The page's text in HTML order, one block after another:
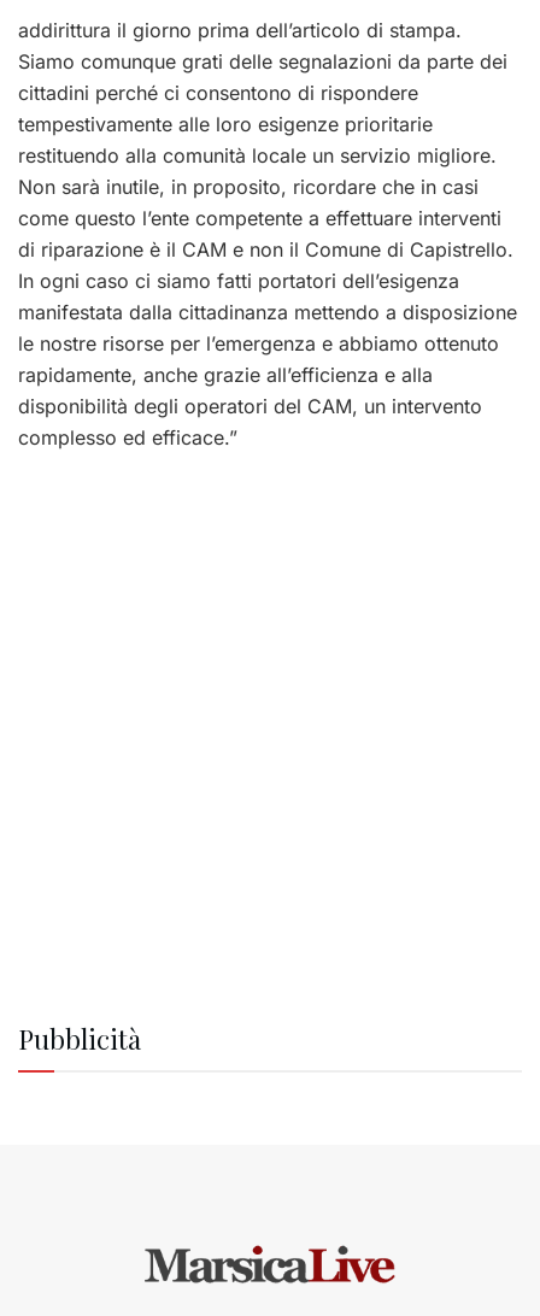
addirittura il giorno prima dell’articolo di stampa.
Siamo comunque grati delle segnalazioni da parte dei
cittadini perché ci consentono di rispondere
tempestivamente alle loro esigenze prioritarie
restituendo alla comunità locale un servizio migliore.
Non sarà inutile, in proposito, ricordare che in casi
come questo l’ente competente a effettuare interventi
di riparazione è il CAM e non il Comune di Capistrello.
In ogni caso ci siamo fatti portatori dell’esigenza
manifestata dalla cittadinanza mettendo a disposizione
le nostre risorse per l’emergenza e abbiamo ottenuto
rapidamente, anche grazie all’efficienza e alla
disponibilità degli operatori del CAM, un intervento
complesso ed efficace.”
Pubblicità